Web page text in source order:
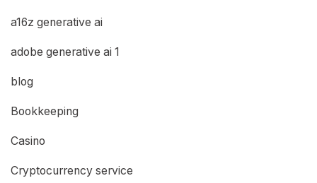
a16z generative ai
adobe generative ai 1
blog
Bookkeeping
Casino
Cryptocurrency service